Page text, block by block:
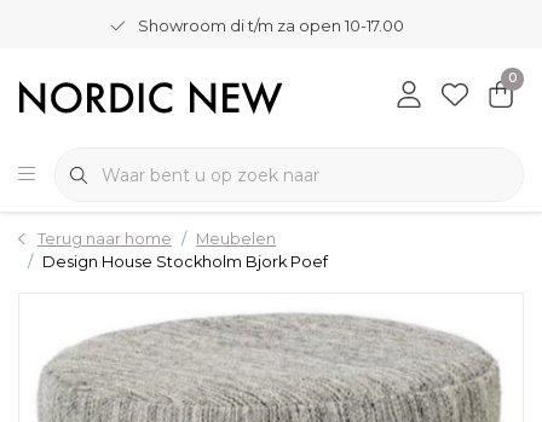
Showroom di t/m za open 10-17.00
0
Terug naar home
Meubelen
Design House Stockholm Bjork Poef